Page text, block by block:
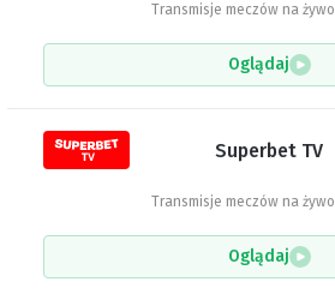
Transmisje meczów na żywo
Oglądaj
Superbet TV
Transmisje meczów na żywo
Oglądaj